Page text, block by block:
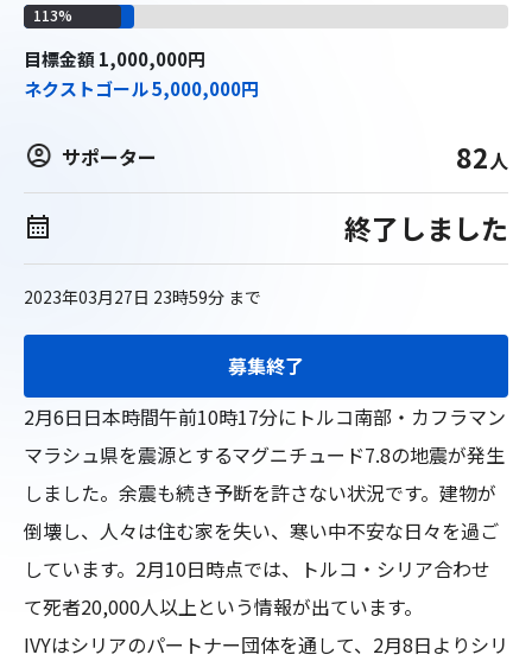
113%
目標金額 1,000,000円
ネクストゴール5,000,000円
サポーター 82人
終了しました
2023年03月27日 23時59分 まで
募集終了
2月6日日本時間午前10時17分にトルコ南部・カフラマン
マラシュ県を震源とするマグニチュード7.8の地震が発生
しました。余震も続き予断を許さない状況です。建物が
倒壊し、人々は住む家を失い、寒い中不安な日々を過ご
しています。2月10日時点では、トルコ・シリア合わせ
て死者20,000人以上という情報が出ています。
IVYはシリアのパートナー団体を通して、2月8日よりシリ